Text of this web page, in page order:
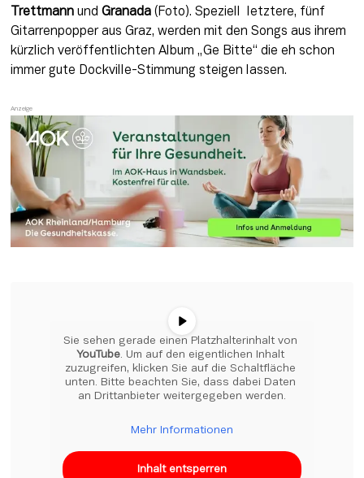
Trettmann und Granada (Foto). Speziell ­ letztere, fünf
Gitarrenpopper aus Graz, werden mit den Songs aus ihrem
kürzlich veröffentlichten Album „Ge Bitte“ die eh schon
immer gute Dockville-Stimmung steigen lassen.
YouTube. Um auf den eigentlichen Inhalt
zuzugreifen, klicken Sie auf die Schaltfläche
unten. Bitte beachten Sie, dass dabei Daten
an Drittanbieter weitergegeben werden.
Mehr Informationen
Inhalt entsperren